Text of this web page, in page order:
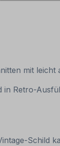
mit leicht
in Retro-
Schild